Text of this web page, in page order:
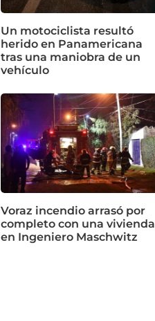
Un motociclista resultó
herido en Panamericana
tras una maniobra de un
vehículo
Voraz incendio arrasó por
completo con una vivienda
en Ingeniero Maschwitz